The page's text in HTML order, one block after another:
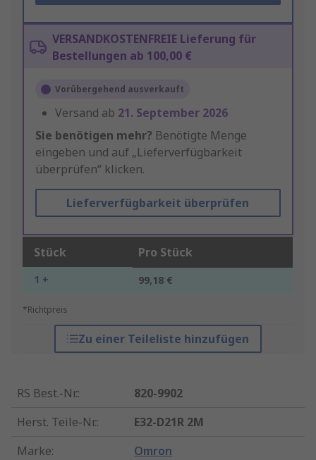
VERSANDKOSTENFREIE Lieferung für
Bestellungen ab 100,00 €
Vorübergehend ausverkauft
Versand ab 21. September 2026
Sie benötigen mehr? Benötigte Menge
eingeben und auf „Lieferverfügbarkeit
überprüfen“ klicken.
Lieferverfügbarkeit überprüfen
Stück Pro Stück
1 + 99,18 €
*Richtpreis
Zu einer Teileliste hinzufügen
RS Best.-Nr.:
820-9902
Herst. Teile-Nr.:
E32-D21R 2M
Marke: Omron